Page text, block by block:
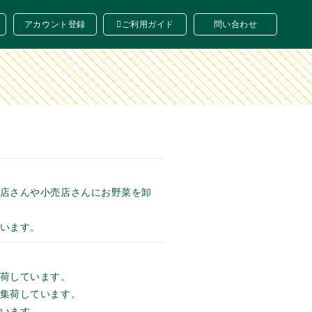
アカウント登録 ご利用ガイド 問い合わせ
新規メッセージを送る
さんや小売店さんにお野菜を卸
ます。
しています。
荷しています。